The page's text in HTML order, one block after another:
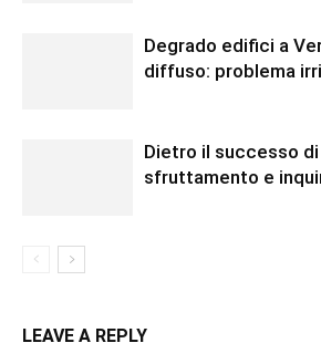
Degrado edifici a
diffuso: problema
Dietro il successo di
sfruttamento e
LEAVE A REPLY